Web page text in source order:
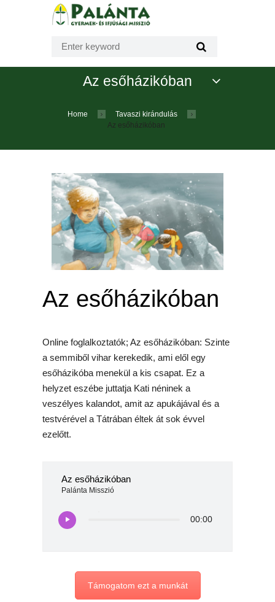
Az esőházikóban
Home
Tavaszi kirándulás
Az esőházikóban
Az esőházikóban
Online foglalkoztatók; Az esőházikóban: Szinte
a semmiből vihar kerekedik, ami elől egy
esőházikóba menekül a kis csapat. Ez a
helyzet eszébe juttatja Kati néninek a
veszélyes kalandot, amit az apukájával és a
testvérével a Tátrában éltek át sok évvel
ezelőtt.
Az esőházikóban
Palánta Misszió
00:00
Támogatom ezt a munkát